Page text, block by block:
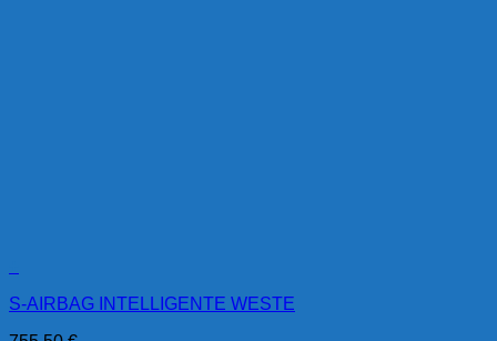
S-AIRBAG INTELLIGENTE WESTE